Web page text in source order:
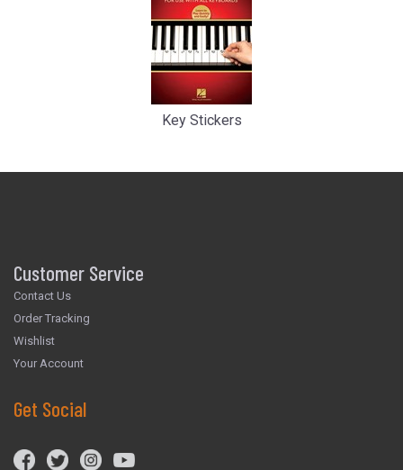
Key Stickers
Customer Service
Contact Us
Order Tracking
Wishlist
Your Account
Get Social